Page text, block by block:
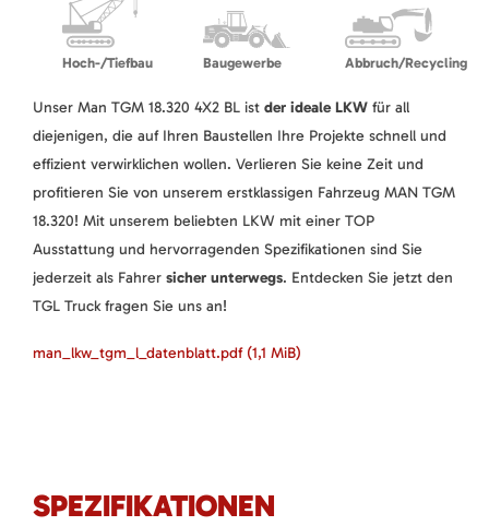
Hoch-/Tiefbau Baugewerbe Abbruch/Recycling
Unser Man TGM 18.320 4X2 BL ist der ideale LKW für all
diejenigen, die auf Ihren Baustellen Ihre Projekte schnell und
effizient verwirklichen wollen. Verlieren Sie keine Zeit und
profitieren Sie von unserem erstklassigen Fahrzeug MAN TGM
18.320! Mit unserem beliebten LKW mit einer TOP
Ausstattung und hervorragenden Spezifikationen sind Sie
jederzeit als Fahrer sicher unterwegs. Entdecken Sie jetzt den
TGL Truck fragen Sie uns an!
man_lkw_tgm_l_datenblatt.pdf (1,1 MiB)
SPEZIFIKATIONEN